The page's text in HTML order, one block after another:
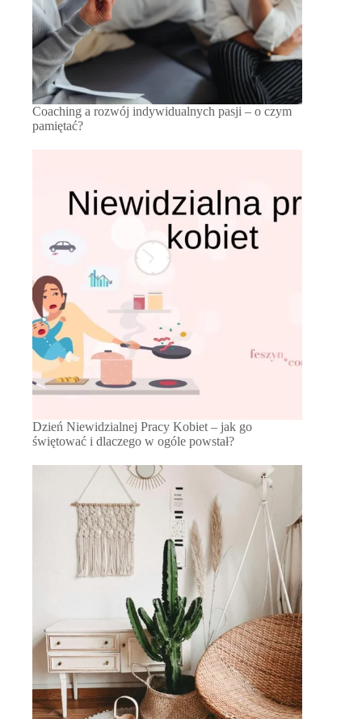
Coaching a rozwój indywidualnych pasji – o czym
pamiętać?
Dzień Niewidzialnej Pracy Kobiet – jak go
świętować i dlaczego w ogóle powstał?